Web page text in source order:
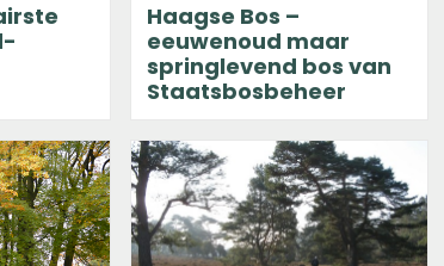
Haagse Bos –
eeuwenoud maar
springlevend bos van
Staatsbosbeheer